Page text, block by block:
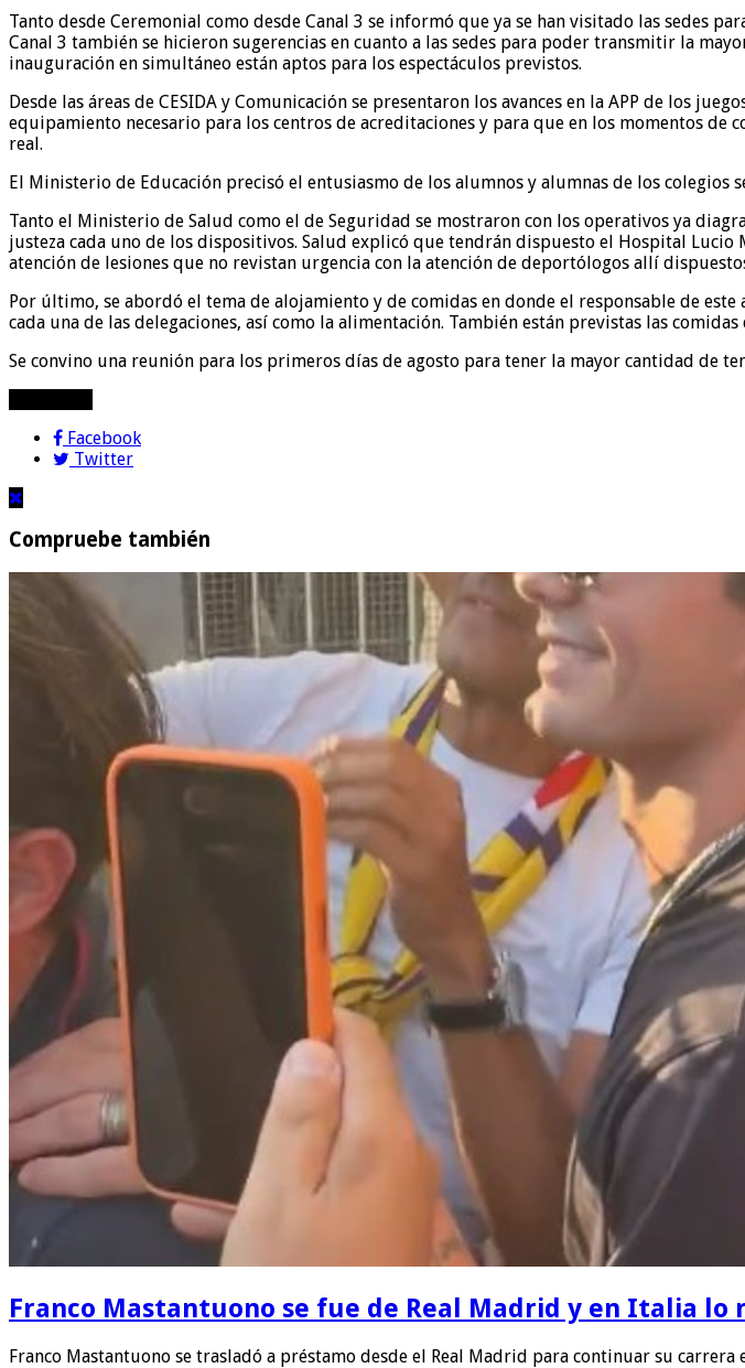
Tanto desde Ceremonial como desde Canal 3 se informó que ya se han visitado las sedes
Canal 3 también se hicieron sugerencias en cuanto a las sedes para poder transmitir la
inauguración en simultáneo están aptos para los espectáculos previstos.
Desde las áreas de CESIDA y Comunicación se presentaron los avances en la APP de los
equipamiento necesario para los centros de acreditaciones y para que en los momentos
real.
El Ministerio de Educación precisó el entusiasmo de los alumnos y alumnas de los colegios
Tanto el Ministerio de Salud como el de Seguridad se mostraron con los operativos ya
justeza cada uno de los dispositivos. Salud explicó que tendrán dispuesto el Hospital Lucio
atención de lesiones que no revistan urgencia con la atención de deportólogos allí
Por último, se abordó el tema de alojamiento y de comidas en donde el responsable de
cada una de las delegaciones, así como la alimentación. También están previstas las
Se convino una reunión para los primeros días de agosto para tener la mayor cantidad de
Facebook
Twitter
Compruebe también
Franco Mastantuono se fue de Real Madrid y en Italia
Franco Mastantuono se trasladó a préstamo desde el Real Madrid para continuar su carrera